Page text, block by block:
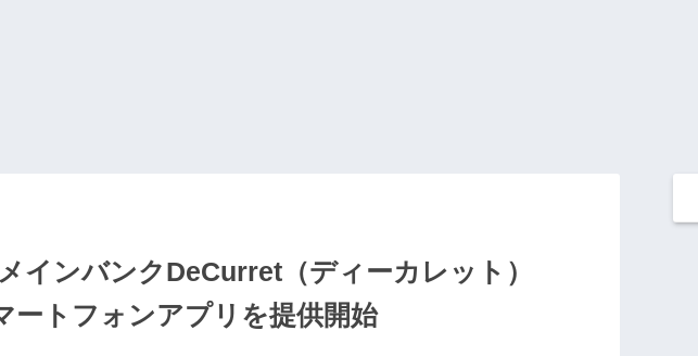
インバンクDeCurret（ディーカレット）
ートフォンアプリを提供開始